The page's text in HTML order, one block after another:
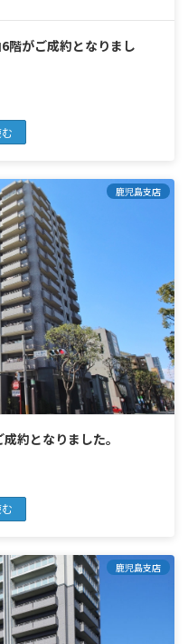
階がご成約となりまし
鹿児島支店
約となりました。
鹿児島支店